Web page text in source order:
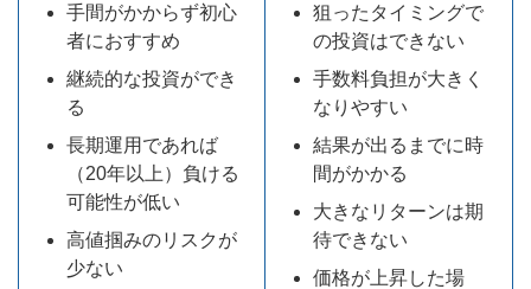
手間がかからず初心
者におすすめ
継続的な投資ができ
る
長期運用であれば
（20年以上）負ける
可能性が低い
高値掴みのリスクが
少ない
狙ったタイミングで
の投資はできない
手数料負担が大きく
なりやすい
結果が出るまでに時
間がかかる
大きなリターンは期
待できない
価格が上昇した場